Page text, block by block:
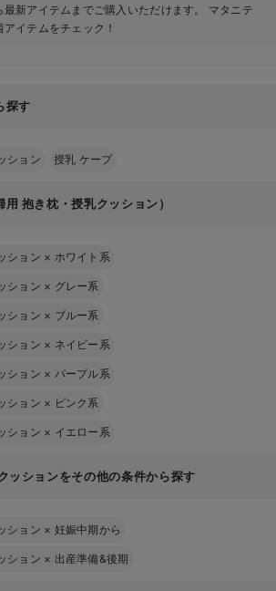
新アイテムまでご購入いただけます。 マタニテ
イテムをチェック！
探す
ション 授乳 ケープ
抱き枕・授乳クッション）
ション × ホワイト系
ション × グレー系
ション × ブルー系
ション × ネイビー系
ション × パープル系
ション × ピンク系
ション × イエロー系
ッションをその他の条件から探す
ション × 妊娠中期から
ション × 出産準備&後期